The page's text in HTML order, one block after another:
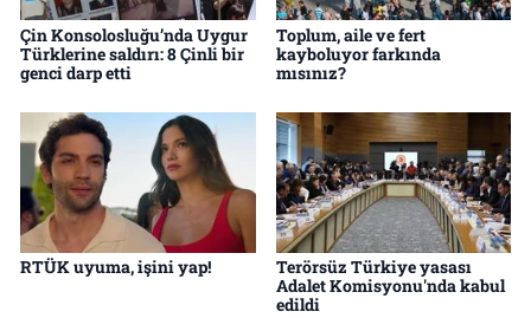
Çin Konsolosluğu’nda Uygur
Türklerine saldırı: 8 Çinli bir
genci darp etti
Toplum, aile ve fert
kayboluyor farkında
mısınız?
RTÜK uyuma, işini yap!
Terörsüz Türkiye yasası
Adalet Komisyonu'nda kabul
edildi